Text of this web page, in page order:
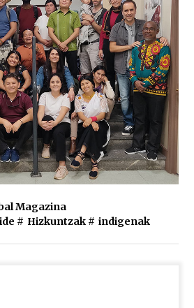
Magazina
# Hizkuntzak# indigenak